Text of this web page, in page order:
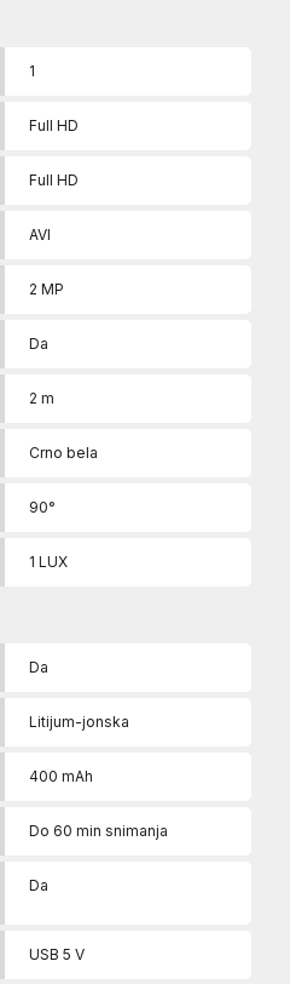
1
Full HD
Full HD
AVI
2 MP
Da
2 m
Crno bela
90°
1 LUX
Da
Litijum-jonska
400 mAh
Do 60 min snimanja
Da
USB 5 V